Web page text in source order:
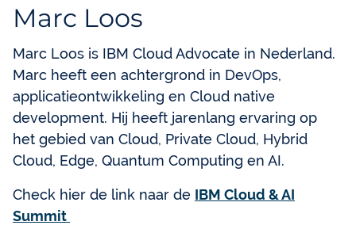
Marc Loos
Marc Loos is IBM Cloud Advocate in Nederland.
Marc heeft een achtergrond in DevOps,
applicatieontwikkeling en Cloud native
development. Hij heeft jarenlang ervaring op
het gebied van Cloud, Private Cloud, Hybrid
Cloud, Edge, Quantum Computing en AI.
Check hier de link naar de IBM Cloud & AI
Summit